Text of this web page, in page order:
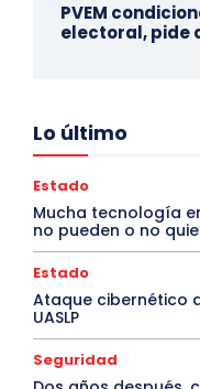
PVEM
electoral, pide
Lo último
Estado
Mucha tecnología
no pueden o no
Estado
Ataque cibernético
UASLP
Seguridad